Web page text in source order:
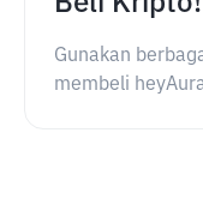
Gunakan
membeli